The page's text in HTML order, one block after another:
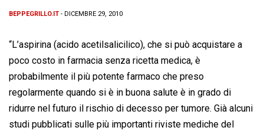
BEPPEGRILLO.IT - DICEMBRE 29, 2010
“L’aspirina (acido acetilsalicilico), che si può acquistare a
poco costo in farmacia senza ricetta medica, è
probabilmente il più potente farmaco che preso
regolarmente quando si è in buona salute è in grado di
ridurre nel futuro il rischio di decesso per tumore. Già alcuni
studi pubblicati sulle più importanti riviste mediche del